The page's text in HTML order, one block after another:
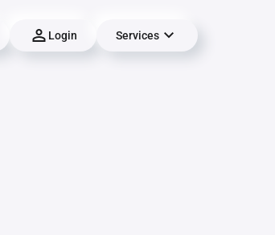
Login Services